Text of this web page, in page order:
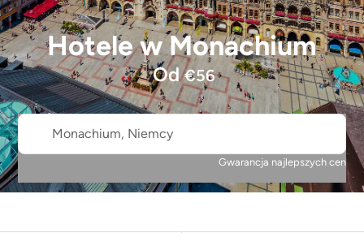
Hotele w Monachium
Od€56
Monachium, Niemcy
Gwarancja najlepszych cen